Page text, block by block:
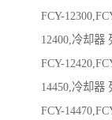
FCY-
12400,冷却器
FCY-
14450,冷却器
FCY-